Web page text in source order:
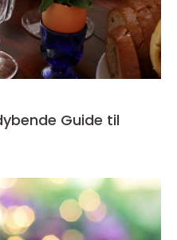
Guide til